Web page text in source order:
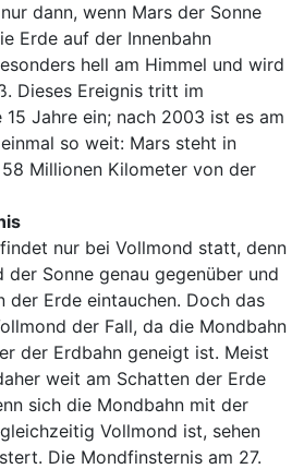
dann, wenn Mars der Sonne
Erde auf der Innenbahn
hell am Himmel und wird
Dieses Ereignis tritt im
Jahre ein; nach 2003 ist es am
so weit: Mars steht in
Millionen Kilometer von der
nur bei Vollmond statt, denn
Sonne genau gegenüber und
der Erde eintauchen. Doch das
der Fall, da die Mondbahn
der Erdbahn geneigt ist. Meist
weit am Schatten der Erde
sich die Mondbahn mit der
Vollmond ist, sehen
Die Mondfinsternis am 27.